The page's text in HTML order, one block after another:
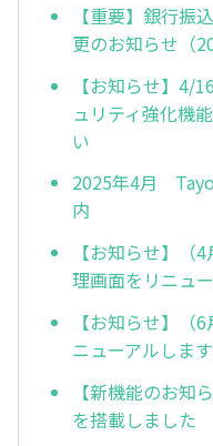
【重要】銀行振
更のお知らせ（
【お知らせ】4/
ュリティ強化機
い
2025年4月
内
【お知らせ】（
理画面をリニュ
【お知らせ】（
ニューアルします
【新機能のお知
を搭載しました